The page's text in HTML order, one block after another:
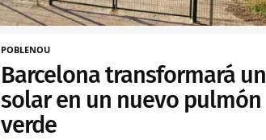
POBLENOU
Barcelona transformará un
solar en un nuevo pulmón
verde